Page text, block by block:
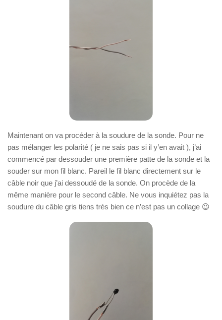
Maintenant on va procéder à la soudure de la sonde. Pour ne
pas mélanger les polarité ( je ne sais pas si il y’en avait ), j’ai
commencé par dessouder une première patte de la sonde et la
souder sur mon fil blanc. Pareil le fil blanc directement sur le
câble noir que j’ai dessoudé de la sonde. On procède de la
même manière pour le second câble. Ne vous inquiétez pas la
soudure du câble gris tiens très bien ce n’est pas un collage 😉